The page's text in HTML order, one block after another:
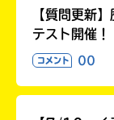
【質問更新
テスト開催！
コメント 00